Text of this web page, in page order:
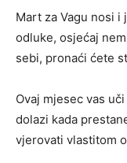
Mart za Vagu nosi
odluke, osjećaj
sebi, pronaći ćete
Ovaj mjesec vas
dolazi kada
vjerovati vlastitom